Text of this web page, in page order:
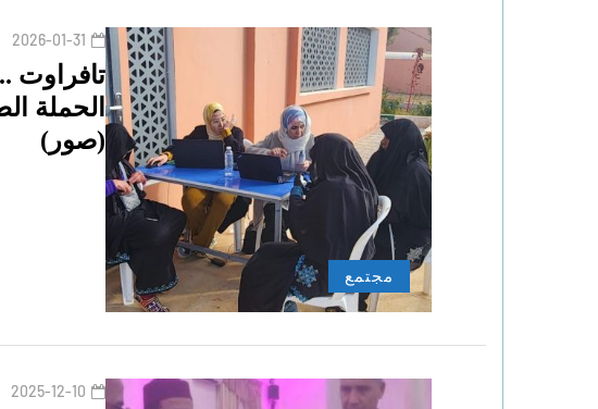
مجتمع
2026-01-31
الحملة
(صور)
2025-12-10